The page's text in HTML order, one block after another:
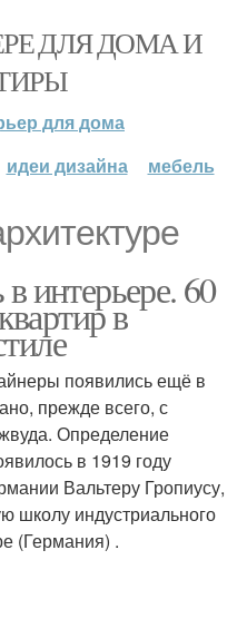
ДЛЯ ДОМА И
для дома
идеи дизайна мебель
интерьере. 60
в
появились ещё в
прежде всего, с
Определение
в 1919 году
Вальтеру Гропиусу,
школу индустриального
(Германия) .